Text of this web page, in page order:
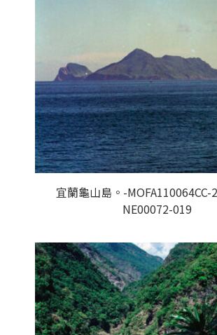
宜蘭龜山島。-MOFA110064CC-
NE00072-019